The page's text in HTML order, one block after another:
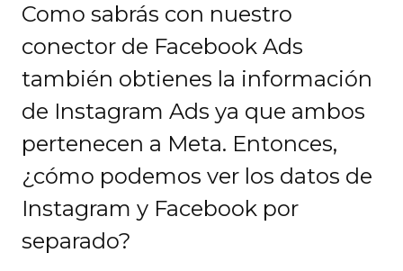
Como sabrás con nuestro
conector de Facebook Ads
también obtienes la información
de Instagram Ads ya que ambos
pertenecen a Meta. Entonces,
¿cómo podemos ver los datos de
Instagram y Facebook por
separado?